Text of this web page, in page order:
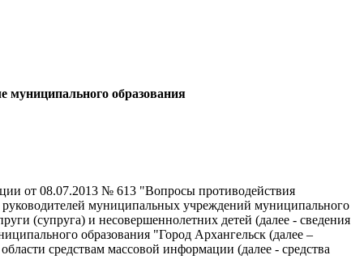
муниципального образования
от 08.07.2013 № 613 "Вопросы противодействия
руководителей муниципальных учреждений муниципального
(супруга) и несовершеннолетних детей (далее - сведения
образования "Город Архангельск (далее –
средствам массовой информации (далее - средства